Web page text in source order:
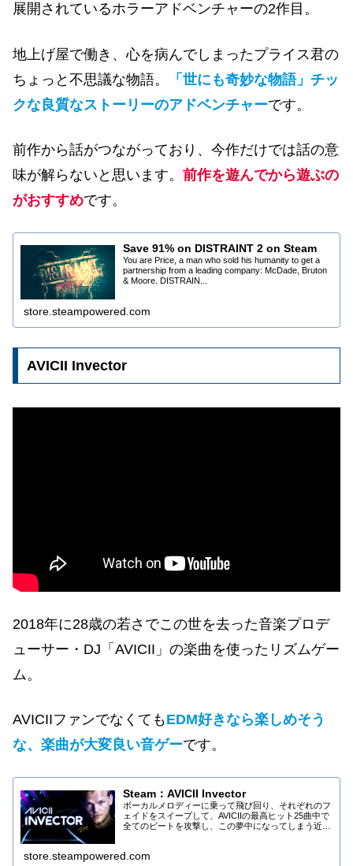
展開されているホラーアドベンチャーの2作目。
地上げ屋で働き、心を病んでしまったプライス君の
ちょっと不思議な物語。
「世にも奇妙な物語」チッ
クな良質なストーリーのアドベンチャーです。
前作から話がつながっており、今作だけでは話の意
味が解らないと思います。 前作を遊んでから遊ぶの
がおすすめです。
Save 91% on DISTRAINT 2 on Steam
You are Price, a man who sold his humanity to get a
partnership from a leading company: McDade, Bruton
& Moore. DISTRAIN...
store.steampowered.com
AVICII Invector
2018年に28歳の若さでこの世を去った音楽プロデ
ューサー・DJ「AVICII」の楽曲を使ったリズムゲー
ム。
AVICIIファンでなくてもEDM好きなら楽しめそう
な、楽曲が大変良い音ゲーです。
Steam：AVICII Invector
ボーカルメロディーに乗って飛び回り、それぞれのフ
ェイドをスイープして、AVICIIの最高ヒット25曲中で
全てのビートを攻撃し、この夢中になってしまう近未
store.steampowered.com